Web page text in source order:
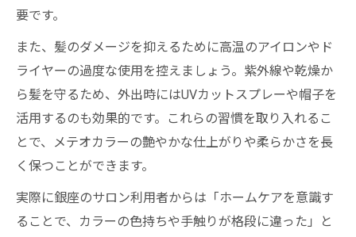
要です。
また、髪のダメージを抑えるために高温のアイロンやド
ライヤーの過度な使用を控えましょう。紫外線や乾燥か
ら髪を守るため、外出時にはUVカットスプレーや帽子を
活用するのも効果的です。これらの習慣を取り入れるこ
とで、メテオカラーの艶やかな仕上がりや柔らかさを長
く保つことができます。
実際に銀座のサロン利用者からは「ホームケアを意識す
ることで、カラーの色持ちや手触りが格段に違った」と